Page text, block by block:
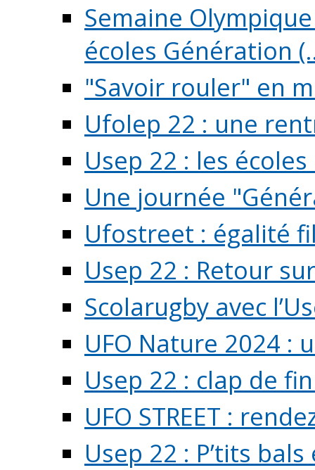
Semaine
écoles Génération
"Savoir rouler" en
Ufolep 22 : une
Usep 22 : les
Une journée
Ufostreet : égalité
Usep 22 : Retour
Scolarugby avec
UFO Nature 2024 :
Usep 22 : clap de
UFO STREET :
Usep 22 : P’tits